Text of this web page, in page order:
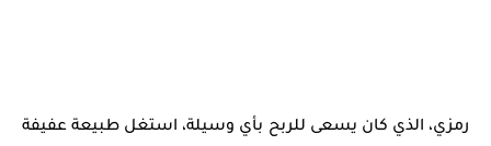
رمزي، الذي كان يسعى للربح بأي وسيلة، استغل طبيعة عفيفة